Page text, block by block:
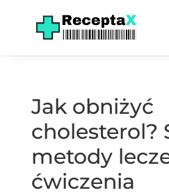
Jak obniżyć
cholesterol?
metody
ćwiczenia